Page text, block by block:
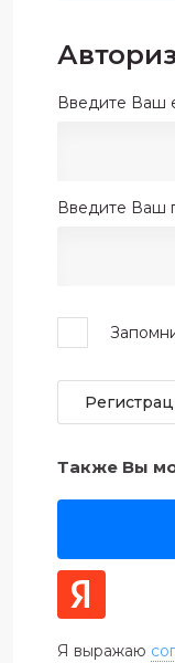
Введите Ваш
Введите Ваш
Также Вы
Я выражаю